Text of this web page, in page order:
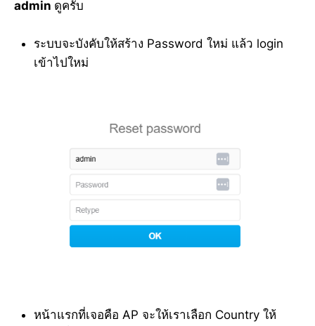
admin ดูครับ
ระบบจะบังคับให้สร้าง Password ใหม่ แล้ว login
เข้าไปใหม่
หน้าแรกที่เจอคือ AP จะให้เราเลือก Country ให้